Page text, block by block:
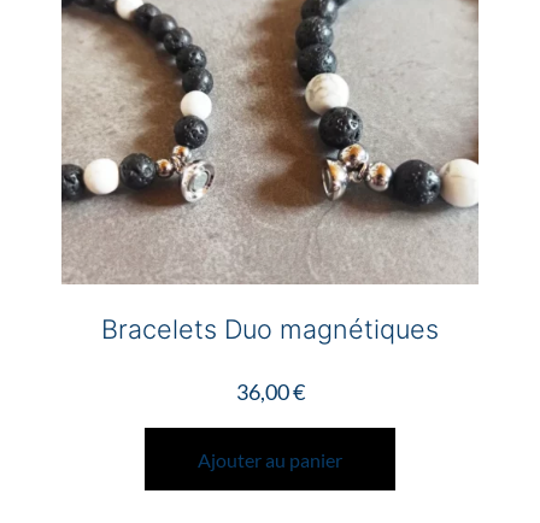
choisies
sur
la
page
du
produit
Bracelets Duo magnétiques
36,00€
Ajouter au panier